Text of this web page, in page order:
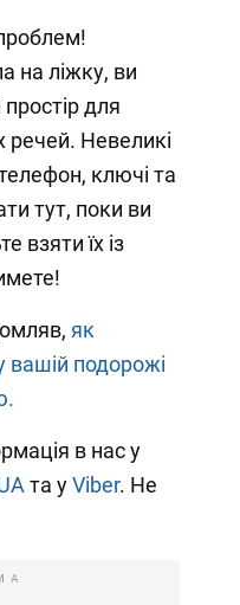
на ліжку, ви
для
речей. Невеликі
ключі та
тут, поки ви
взяти їх із
як
вашій подорожі
в нас у
та уViber. Не